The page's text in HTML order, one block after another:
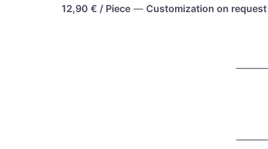
12,90 € / Pie­ce — Cus­to­miza­ti­on on request